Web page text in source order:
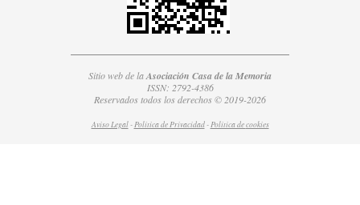
Sitio web de laAsociación Casa de la Memoria
ISSN: 2792-4386
Reservados todos los derechos © 2019-2026
Aviso Legal- Política de Privacidad- Política decookies